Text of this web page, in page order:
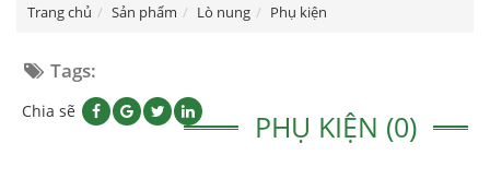
Trang chủ Sản phẩm Lò nung Phụ kiện
Tags:
PHỤ KIỆN (0)
Chia sẽ